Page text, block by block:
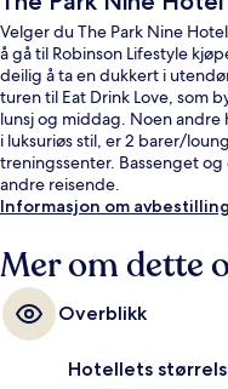
Velger du The Park Nine
å gå til Robinson Lifestyle
deilig å ta en dukkert i
turen til Eat Drink Love, som
lunsj og middag. Noen
i luksuriøs stil, er 2 barer/
treningssenter. Bassenget
andre reisende.
Informasjon om
Mer om dette
Overblikk
Hotellets